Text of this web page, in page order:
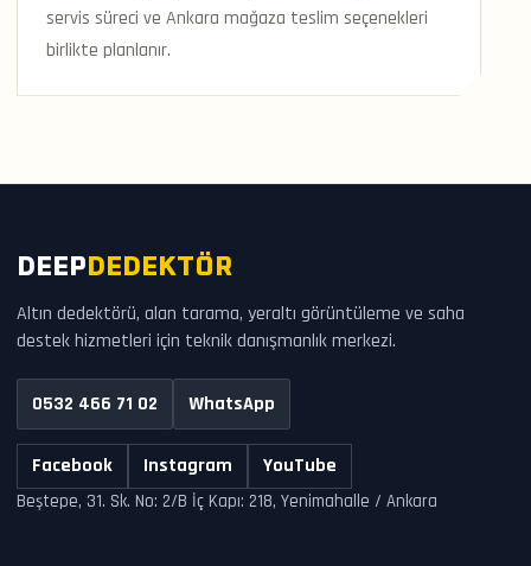
servis süreci ve Ankara mağaza teslim seçenekleri
birlikte planlanır.
DEEP DEDEKTÖR
Altın dedektörü, alan tarama, yeraltı görüntüleme ve saha
destek hizmetleri için teknik danışmanlık merkezi.
0532 466 71 02 WhatsApp
Facebook Instagram YouTube
Beştepe, 31. Sk. No: 2/B İç Kapı: 218, Yenimahalle / Ankara